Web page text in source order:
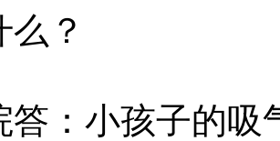
？
小孩子的吸